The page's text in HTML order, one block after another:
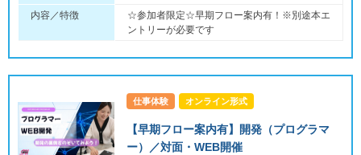
内容／特徴
☆参加者限定☆早期フロー案内有！※別途本エ
ントリーが必要です
仕事体験 オンライン形式
【早期フロー案内有】開発（プログラマ
ー）／対面・WEB開催